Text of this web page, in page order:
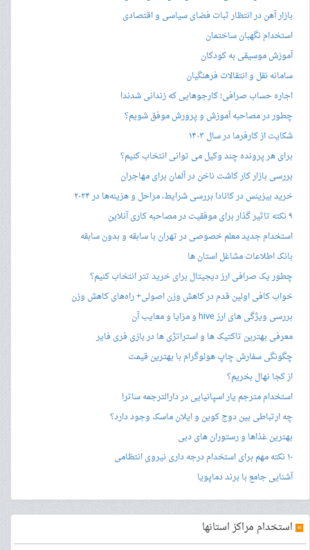
بازار آهن در انتظار ثبات فضای سیاسی و اقتصادی
استخدام نگهبان ساختمان
آموزش موسیقی به کودکان
سامانه نقل و انتقالات فرهنگیان
اجاره حساب صرافی؛ کارجوهایی که زندانی شدند!
چطور در مصاحبه‌ آموزش و پرورش موفق شویم؟
شکایت از کارفرما در سال ۱۴۰۳
برای هر پرونده چند وکیل می توانی انتخاب کنیم؟
بررسی بازار کار کاشت ناخن در آلمان برای مهاجران
خرید بیزینس در کانادا بررسی شرایط، مراحل و هزینه‌ها در ۲۰۲۴
۹ نکته تاثیر گذار برای موفقیت در مصاحبه کاری آنلاین
استخدام جدید معلم خصوصی در تهران با سابقه و بدون سابقه
بانک اطلاعات مشاغل استان ها
چطور یک صرافی ارز دیجیتال برای خرید تتر انتخاب کنیم؟
خواب کافی اولین قدم در کاهش وزن اصولی+ راه‌های کاهش وزن
بررسی ویژگی های ارز hive و مزایا و معایب آن
معرفی بهترین تاکتیک ها و استراتژی ها در بازی فری فایر
چگونگی سفارش چاپ هولوگرام با بهترین قیمت
از کجا نهال بخریم؟
استخدام مترجم یار اسپانیایی در دارالترجمه ساترا
چه ارتباطی بین دوج کوین و ایلان ماسک وجود دارد؟
بهترین غذاها و رستوران های دبی
۱۰ نکته مهم برای استخدام درجه داری نیروی انتظامی
آشنایی جامع با برند دماپویا
» استخدام مراکز استانها